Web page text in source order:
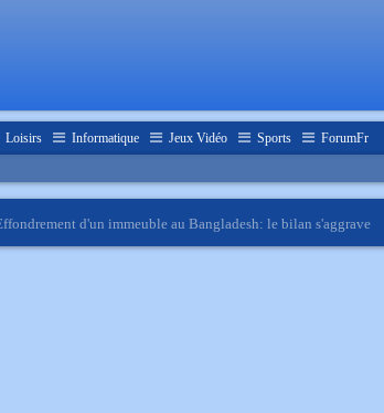
Loisirs Informatique Jeux Vidéo Sports ForumFr
d'un immeuble au Bangladesh: le bilan s'aggrave